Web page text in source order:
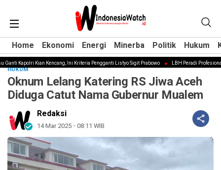
Home Ekonomi Energi Minerba Politik Hukum
Home Ekonomi Energi Minerba Politik Hukum
Kapolri Kian Kencang, Ini Kriteria Pengganti Listyo Sigit Prabowo LBH Peradi Profesional:
HUKUM
Oknum Lelang Katering RS Jiwa Aceh
Diduga Catut Nama Gubernur Mualem
Redaksi
14 Mar 2025 - 08:11 WIB